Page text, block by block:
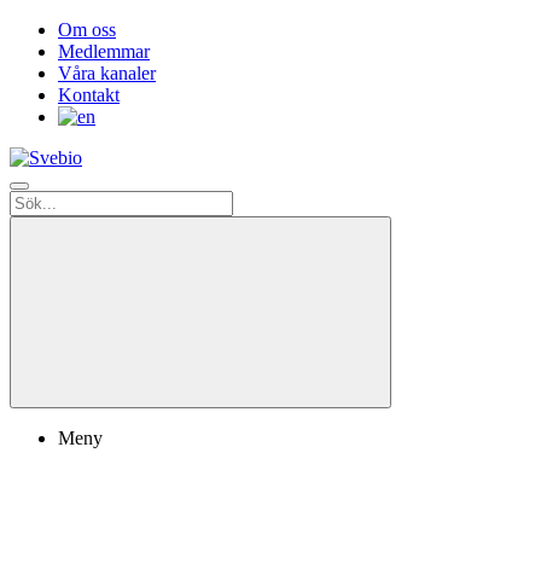
Om oss
Medlemmar
Våra kanaler
Kontakt
Meny